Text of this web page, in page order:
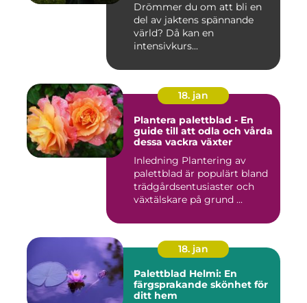
Drömmer du om att bli en
del av jaktens spännande
värld? Då kan en
intensivkurs...
18. jan
Plantera palettblad - En
guide till att odla och vårda
dessa vackra växter
Inledning Plantering av
palettblad är populärt bland
trädgårdsentusiaster och
växtälskare på grund ...
18. jan
Palettblad Helmi: En
färgsprakande skönhet för
ditt hem